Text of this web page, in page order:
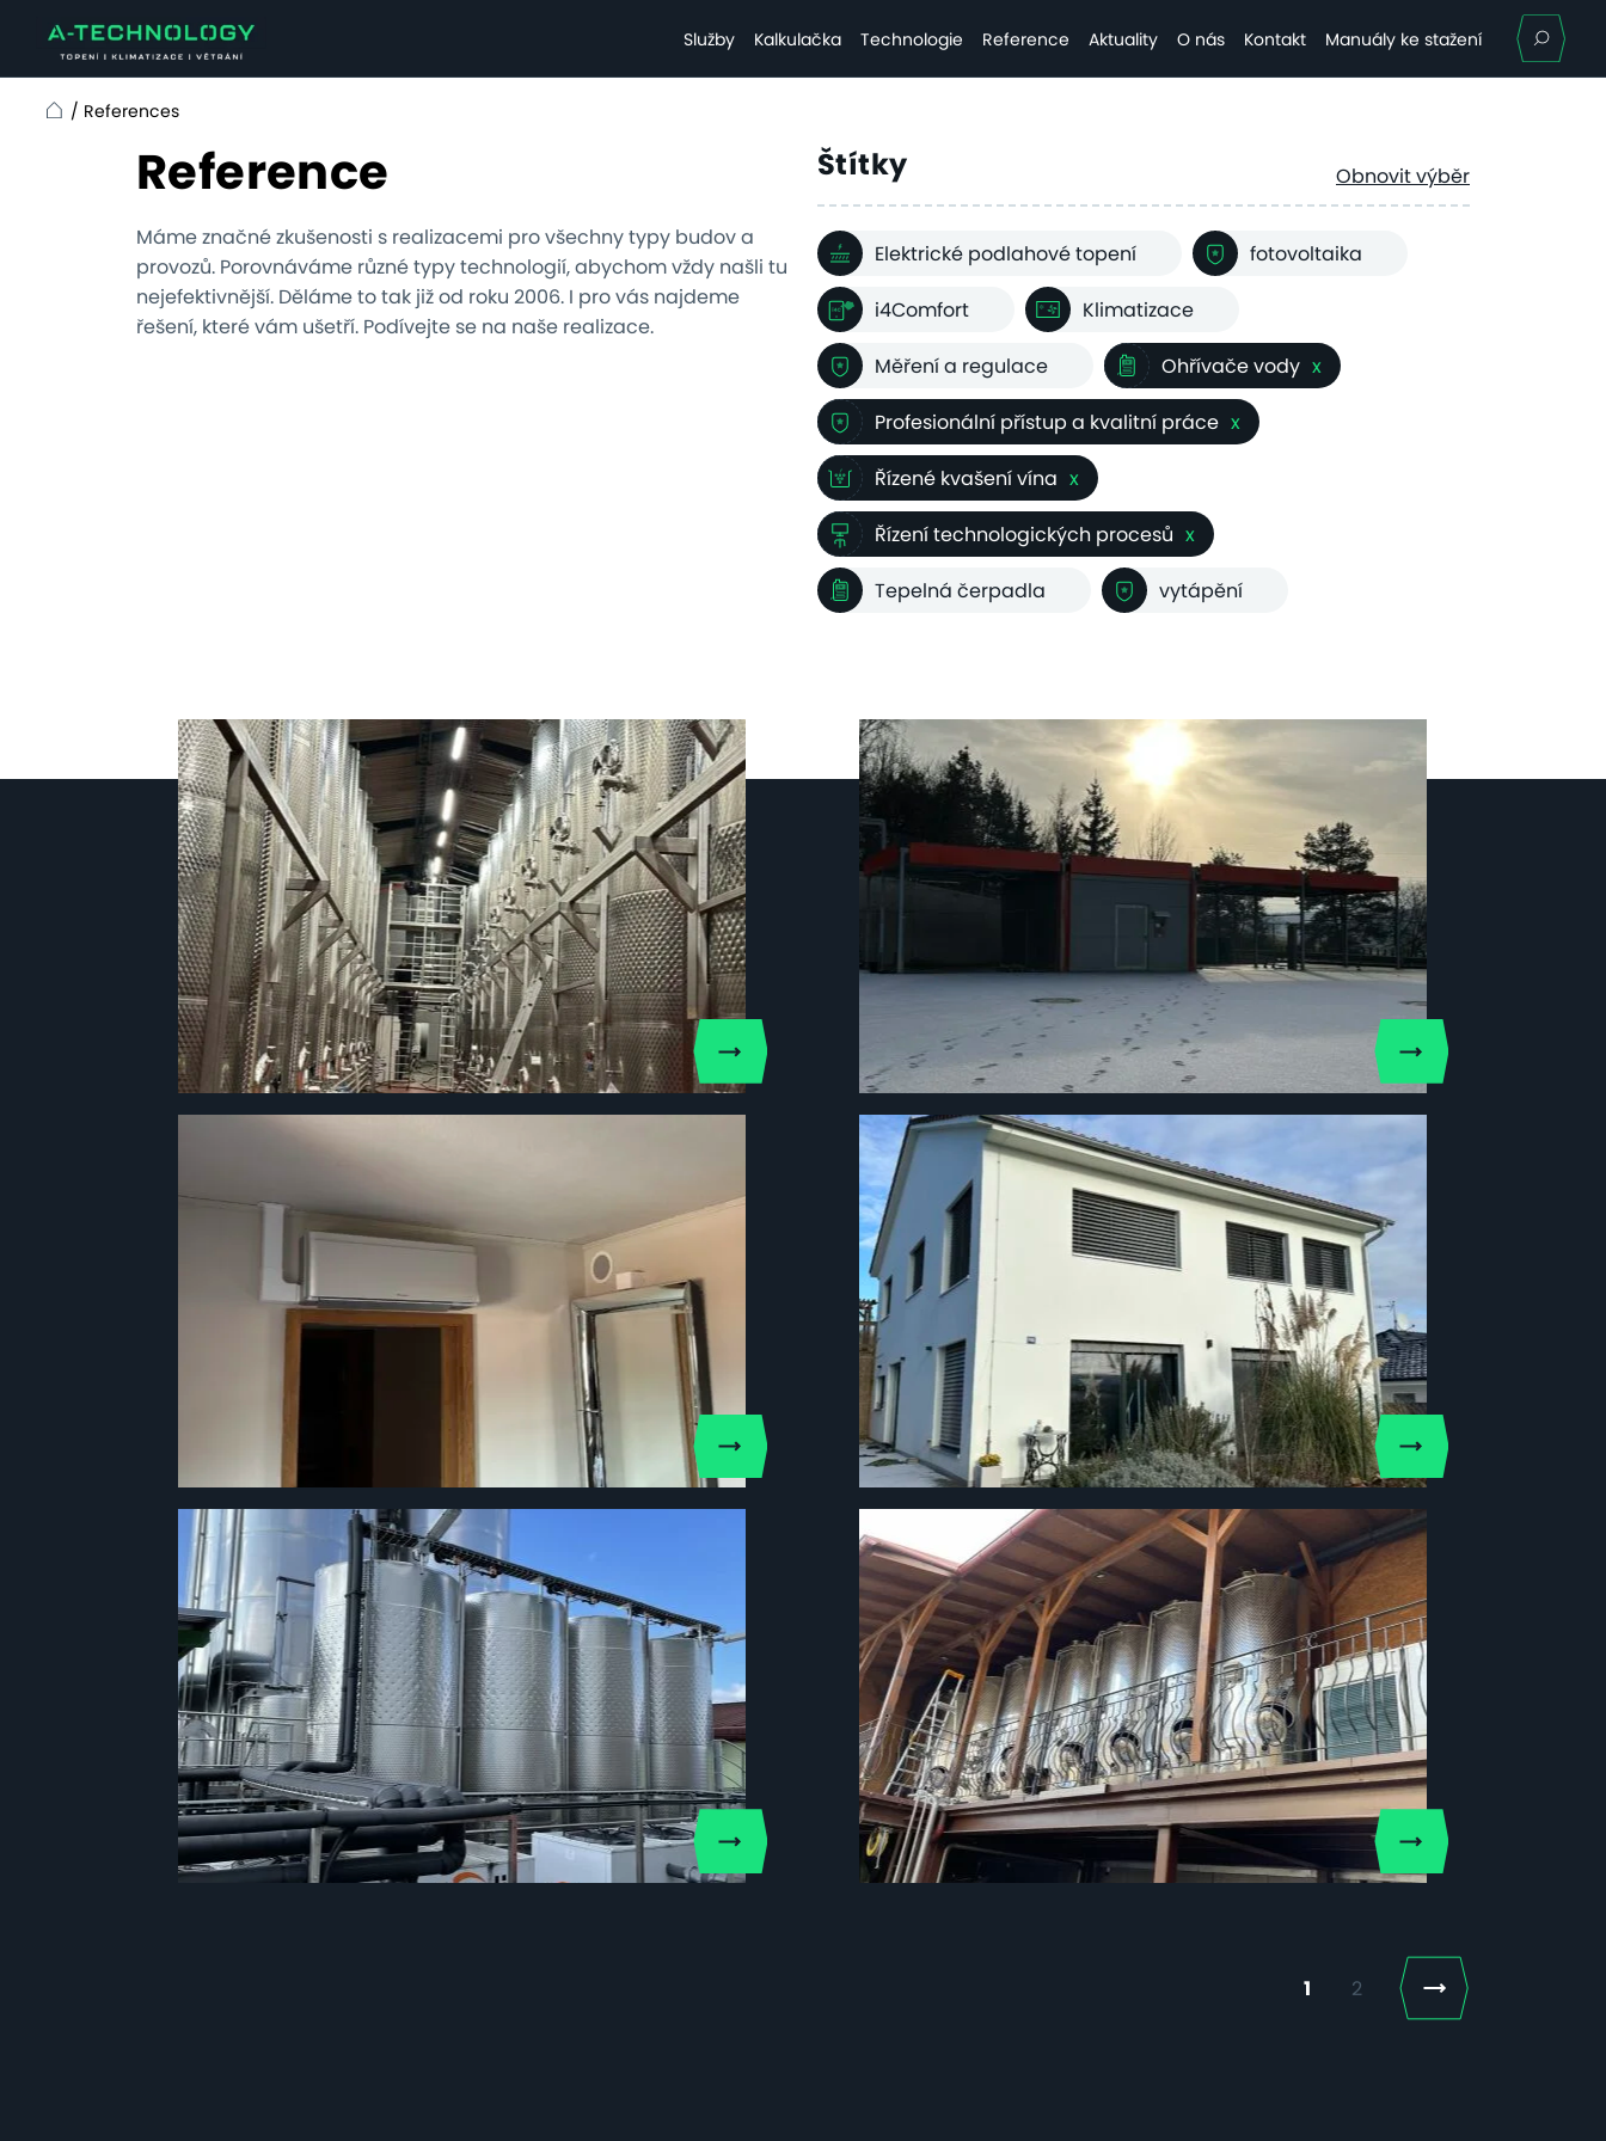
Služby Kalkulačka Technologie Reference Aktuality O nás Kontakt Manuály ke stažení
/ References
Reference
Máme značné zkušenosti s realizacemi pro všechny typy budov a
provozů. Porovnáváme různé typy technologií, abychom vždy našli tu
nejefektivnější. Děláme to tak již od roku 2006. I pro vás najdeme
řešení, které vám ušetří. Podívejte se na naše realizace.
Štítky Obnovit výběr
Elektrické podlahové topení fotovoltaika
i4Comfort Klimatizace
Měření a regulace Ohřívače vody x
Profesionální přístup a kvalitní práce x
Řízené kvašení vína x
Řízení technologických procesů x
Tepelná čerpadla vytápění
1 2
Next